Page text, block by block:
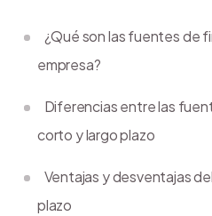
¿Qué son las fuentes de
empresa?
Diferencias entre las
corto y largo plazo
Ventajas y desventajas
plazo